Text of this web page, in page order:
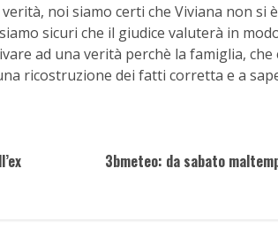
noi siamo certi che Viviana non si
sicuri che il giudice valuterà in
ad una verità perchè la famiglia,
ricostruzione dei fatti corretta e a
3bmeteo: da sabato